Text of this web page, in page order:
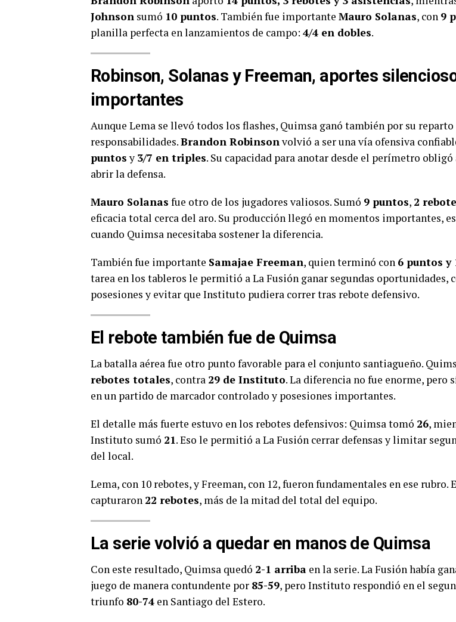
Johnson sumó 10 puntos. También fue importante Mauro Solanas, con 9
planilla perfecta en lanzamientos de campo: 4/4 en dobles.
Robinson, Solanas y Freeman, aportes
importantes
Aunque Lema se llevó todos los flashes, Quimsa ganó también por su reparto
responsabilidades.Brandon Robinsonvolvió a ser una vía ofensiva
puntosy 3/7 en triples. Su capacidad para anotar desde el perímetro
abrir la defensa.
Mauro Solanas fue otro de los jugadores valiosos. Sumó 9 puntos, 2
eficacia total cerca del aro. Su producción llegó en momentos importantes,
cuando Quimsa necesitaba sostener la diferencia.
También fue importante Samajae Freeman, quien terminó con 6 puntos y
tarea en los tableros le permitió a La Fusión ganar segundas oportunidades,
posesiones y evitar que Instituto pudiera correr tras rebote defensivo.
El rebote también fue de Quimsa
La batalla aérea fue otro punto favorable para el conjunto santiagueño.
rebotes totales, contra 29 de Instituto. La diferencia no fue enorme, pero
en un partido de marcador controlado y posesiones importantes.
El detalle más fuerte estuvo en los rebotes defensivos: Quimsa tomó 26,
Instituto sumó 21. Eso le permitió a La Fusión cerrar defensas y limitar
del local.
Lema, con 10 rebotes, y Freeman, con 12, fueron fundamentales en ese rubro.
capturaron 22 rebotes, más de la mitad del total del equipo.
La serie volvió a quedar en manos de Quimsa
Con este resultado, Quimsa quedó 2-1 arriba en la serie. La Fusión había
juego de manera contundente por 85-59, pero Instituto respondió en el
triunfo 80-74 en Santiago del Estero.